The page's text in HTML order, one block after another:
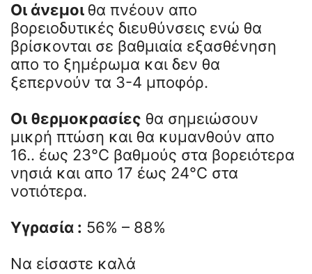
Οι άνεμοι θα πνέουν απο
βορειοδυτικές διευθύνσεις ενώ θα
βρίσκονται σε βαθμιαία εξασθένηση
απο το ξημέρωμα και δεν θα
ξεπερνούν τα 3-4 μποφόρ.
Οι θερμοκρασίες θα σημειώσουν
μικρή πτώση και θα κυμανθούν απο
16.. έως 23°C βαθμούς στα βορειότερα
νησιά και απο 17 έως 24°C στα
νοτιότερα.
Υγρασία : 56% – 88%
Να είσαστε καλά